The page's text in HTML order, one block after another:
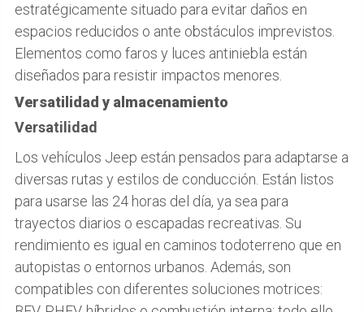
estratégicamente situado para evitar daños en
espacios reducidos o ante obstáculos imprevistos.
Elementos como faros y luces antiniebla están
diseñados para resistir impactos menores.
Versatilidad y almacenamiento
Versatilidad
Los vehículos Jeep están pensados para adaptarse a
diversas rutas y estilos de conducción. Están listos
para usarse las 24 horas del día, ya sea para
trayectos diarios o escapadas recreativas. Su
rendimiento es igual en caminos todoterreno que en
autopistas o entornos urbanos. Además, son
compatibles con diferentes soluciones motrices: